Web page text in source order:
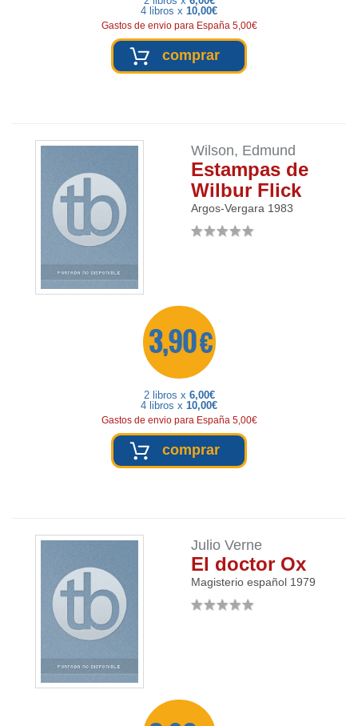
4 libros x 10,00€
Gastos de envio para España 5,00€
comprar
Wilson, Edmund
Estampas de
Wilbur Flick
Argos-Vergara 1983
3,90 €
2 libros x 6,00€
4 libros x 10,00€
Gastos de envio para España 5,00€
comprar
Julio Verne
El doctor Ox
Magisterio español 1979